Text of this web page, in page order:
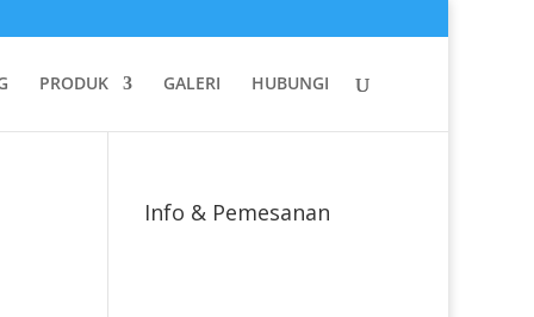
PRODUK GALERI HUBUNGI
Info & Pemesanan